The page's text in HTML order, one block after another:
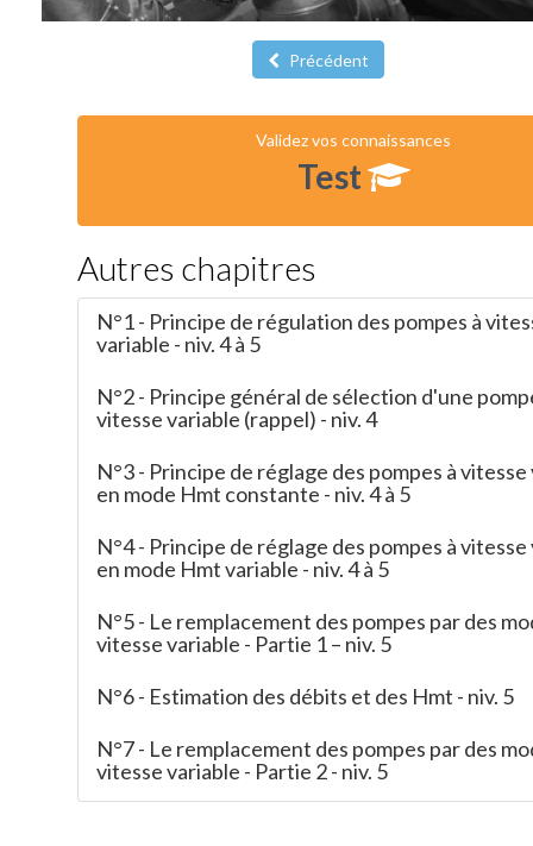
Précédent
Validez vos connaissances
Test
Autres chapitres
N°1 - Principe de régulation des pompes à
variable - niv. 4 à 5
N°2 - Principe général de sélection d'une
vitesse variable (rappel) - niv. 4
N°3 - Principe de réglage des pompes à
en mode Hmt constante - niv. 4 à 5
N°4 - Principe de réglage des pompes à
en mode Hmt variable - niv. 4 à 5
N°5 - Le remplacement des pompes par des
vitesse variable - Partie 1 – niv. 5
N°6 - Estimation des débits et des Hmt - niv. 5
N°7 - Le remplacement des pompes par des
vitesse variable - Partie 2 - niv. 5